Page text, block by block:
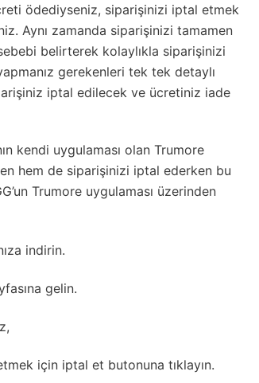
ödediyseniz, siparişinizi iptal etmek
Aynı zamanda siparişinizi tamamen
belirterek kolaylıkla siparişinizi
gerekenleri tek tek detaylı
iptal edilecek ve ücretiniz iade
kendi uygulaması olan Trumore
hem de siparişinizi iptal ederken bu
Trumore uygulaması üzerinden
indirin.
gelin.
için iptal et butonuna tıklayın.